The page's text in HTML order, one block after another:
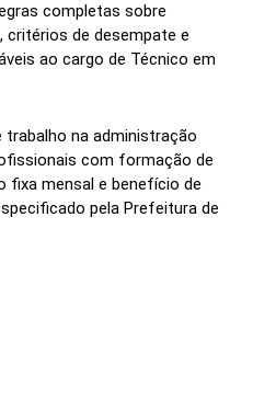
completas sobre
critérios de desempate e
ao cargo de Técnico em
na administração
com formação de
fixa mensal e benefício de
pela Prefeitura de